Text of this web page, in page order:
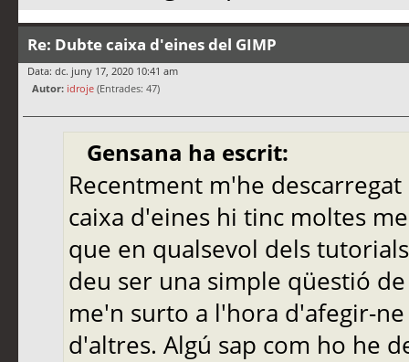
Re: Dubte caixa d'eines del GIMP
Data: dc. juny 17, 2020 10:41 am
Autor: idroje (Entrades: 47)
Gensana ha escrit:
Recentment m'he
caixa d'eines hi tinc moltes
que en qualsevol dels
deu ser una simple qüestió
me'n surto a l'hora d'afegir-
d'altres. Algú sap com ho he